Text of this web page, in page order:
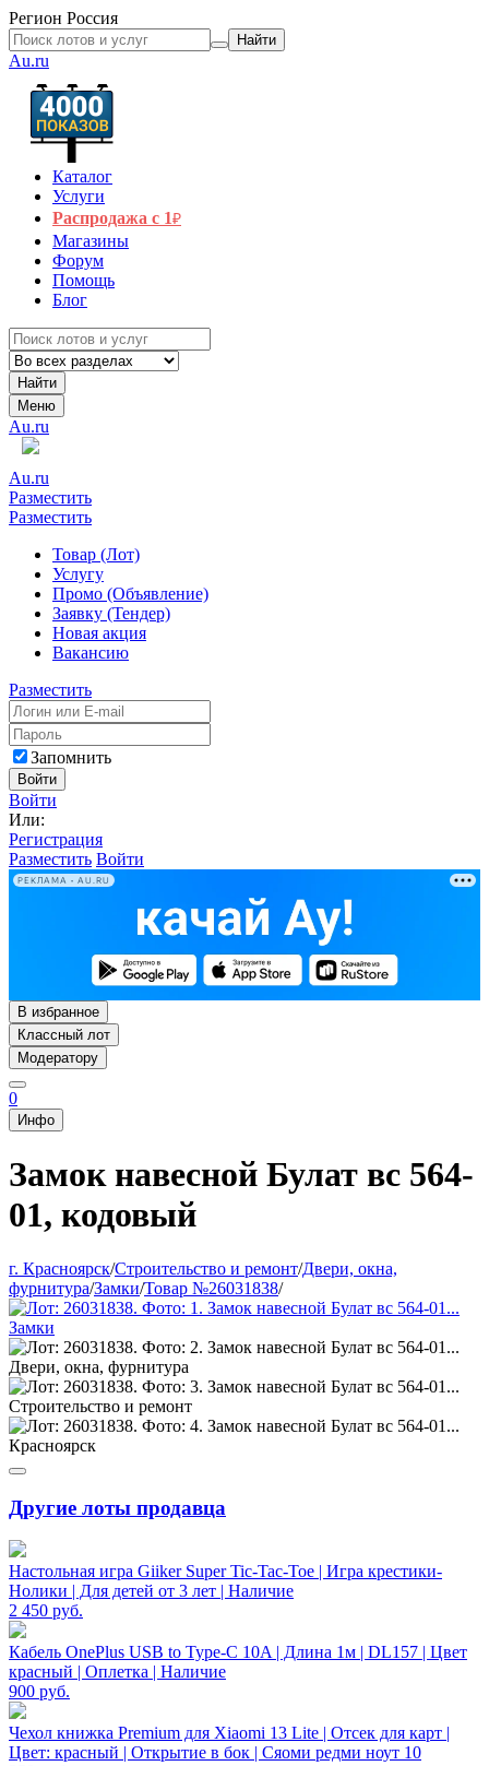
Регион Россия
Найти
Au.ru
Каталог
Услуги
Распродажа с 1₽
Магазины
Форум
Помощь
Блог
Найти
Меню
Au.ru
Au.ru
Разместить
Разместить
Товар (Лот)
Услугу
Промо (Объявление)
Заявку (Тендер)
Новая акция
Вакансию
Разместить
Запомнить
Войти
Войти
Или:
Регистрация
Разместить Войти
РЕКЛАМА • AU.RU
В избранное
Классный лот
Модератору
0
Инфо
Замок навесной Булат вс 564-
01, кодовый
г. Красноярск/Строительство и ремонт/Двери, окна,
фурнитура/Замки/Товар №26031838/
Другие лоты продавца
Настольная игра Giiker Super Tic-Tac-Toe | Игра крестики-
Нолики | Для детей от 3 лет | Наличие
2 450 руб.
Кабель OnePlus USB to Type-C 10A | Длина 1м | DL157 | Цвет
красный | Оплетка | Наличие
900 руб.
Чехол книжка Premium для Xiaomi 13 Lite | Отсек для карт |
Цвет: красный | Открытие в бок | Сяоми редми ноут 10